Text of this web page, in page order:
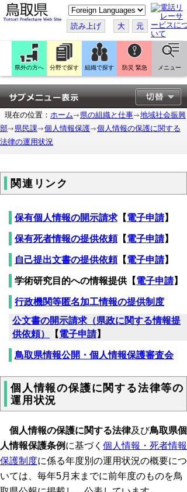
こ
の
ペ
ー
ジ
翻
訳
す
る
読み上げ 大 元
県外の方へ 分野で探す 組織で探す 防災 緊急 メニュー
現在の位置： ホーム 県の組織と仕事
地域社会振興
部
県民課 個人情報保護
個人情報の保護に関する
法律の運用状況
関連リンク
保有個人情報の開示請求 【電子申請】
保有死者情報の提供依頼【電子申請】
自己提出文書の提供依頼【電子申請】
学術研究目的への情報提供【電子申請】
行政機関等匿名加工情報の提供制度
公文書の開示請求（県政に関する情報提
供依頼）
【電子申請】
鳥取県情報公開・個人情報保護審査会
個人情報の保護に関する法律等の
運用状況
個人情報の保護に関する法律及び鳥取県個
人情報保護条例 に基づく 個人情報・死者情報
保護制度に係る年度別の運用状況の概要につ
いては、毎年5月末までに前年度のものを鳥